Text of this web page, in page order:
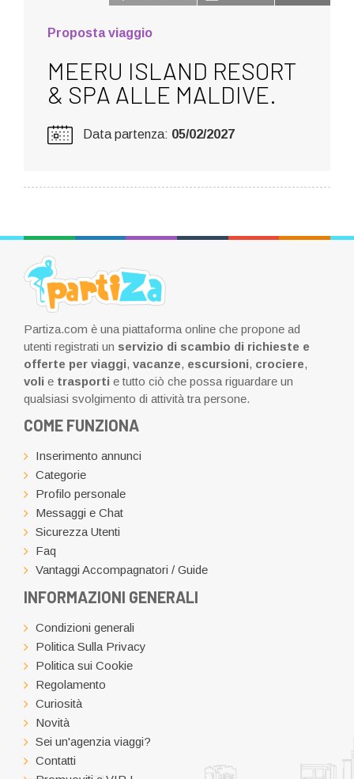
Proposta viaggio
MEERU ISLAND RESORT
& SPA ALLE MALDIVE.
Data partenza: 05/02/2027
Partiza.com è una piattaforma online che propone ad
utenti registrati un servizio di scambio di richieste e
offerte per viaggi, vacanze, escursioni, crociere,
voli e trasporti e tutto ciò che possa riguardare un
qualsiasi svolgimento di attività tra persone.
COME FUNZIONA
Inserimento annunci
Categorie
Profilo personale
Messaggi e Chat
Sicurezza Utenti
Faq
Vantaggi Accompagnatori / Guide
INFORMAZIONI GENERALI
Condizioni generali
Politica Sulla Privacy
Politica sui Cookie
Regolamento
Curiosità
Novità
Sei un'agenzia viaggi?
Contatti